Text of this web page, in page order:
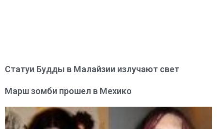
Статуи Будды в Малайзии излучают свет
Марш зомби прошел в Мехико